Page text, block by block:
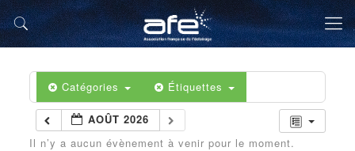
Catégories Étiquettes
AOÛT 2026
Il n’y a aucun évènement à venir pour le moment.